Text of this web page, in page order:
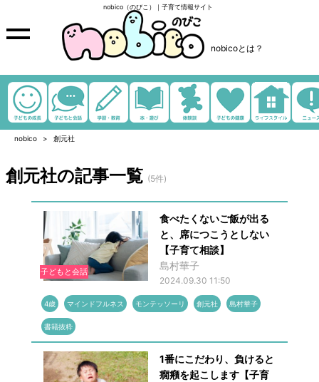
nobico（のびこ）｜子育て情報サイト
nobicoとは？
nobico 創元社
創元社の記事一覧 (5件)
子どもと会話
食べたくないご飯が出る
と、席につこうとしない
【子育て相談】
島村華子
2024.09.30 11:50
4歳 マインドフルネス モンテッソーリ 創元社 島村華子
書籍抜粋
1番にこだわり、負けると
癇癪を起こします【子育